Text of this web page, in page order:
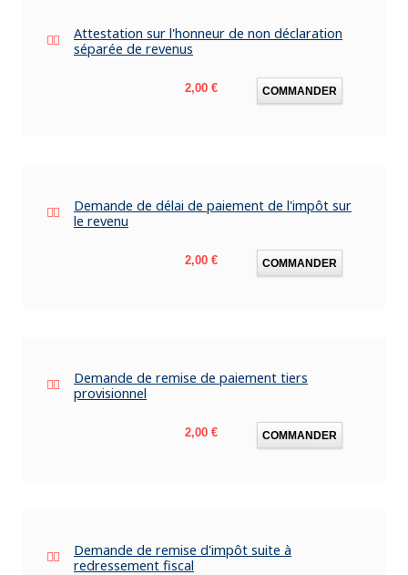
Attestation sur l'honneur de non déclaration
séparée de revenus
Prix
2,00 € COMMANDER
Demande de délai de paiement de l'impôt sur
le revenu
Prix
2,00 € COMMANDER
Demande de remise de paiement tiers
provisionnel
Prix
2,00 € COMMANDER
Demande de remise d'impôt suite à
redressement fiscal